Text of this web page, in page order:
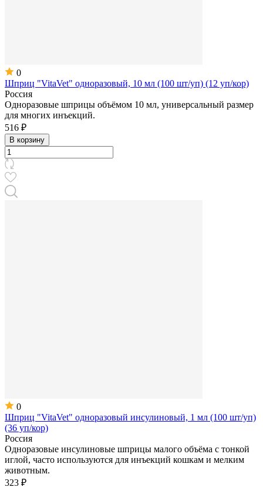
0
Шприц "VitaVet" одноразовый, 10 мл (100 шт/уп) (12 уп/кор)
Россия
Одноразовые шприцы объёмом 10 мл, универсальный размер
для многих инъекций.
516 ₽
В корзину
0
Шприц "VitaVet" одноразовый инсулиновый, 1 мл (100 шт/уп)
(36 уп/кор)
Россия
Одноразовые инсулиновые шприцы малого объёма с тонкой
иглой, часто используются для инъекций кошкам и мелким
животным.
323 ₽